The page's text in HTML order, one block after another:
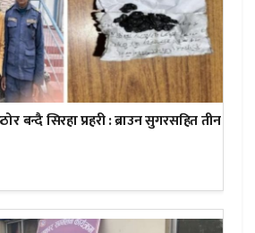
बन्दै सिरहा प्रहरी : ब्राउन सुगरसहित तीन